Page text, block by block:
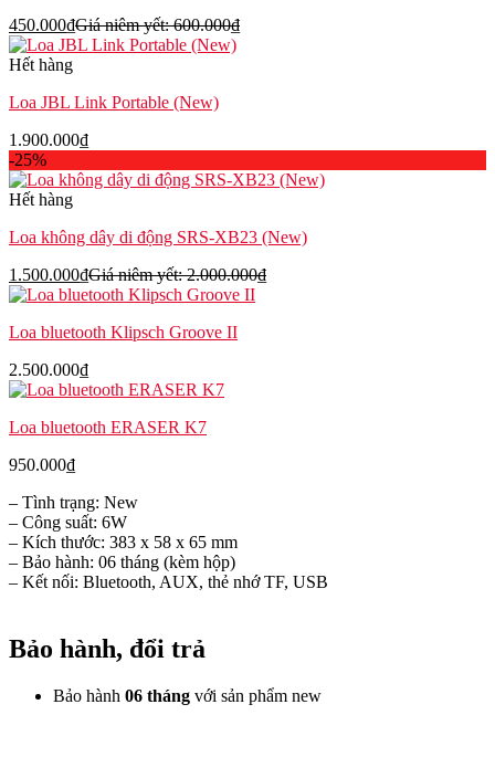
450.000₫Giá niêm yết:600.000₫
Hết hàng
Loa JBL Link Portable (New)
1.900.000₫
-25%
Hết hàng
Loa không dây di động SRS-XB23 (New)
1.500.000₫Giá niêm yết:2.000.000₫
Loa bluetooth Klipsch Groove II
2.500.000₫
Loa bluetooth ERASER K7
950.000₫
– Tình trạng: New
– Công suất: 6W
– Kích thước: 383 x 58 x 65 mm
– Bảo hành: 06 tháng (kèm hộp)
– Kết nối: Bluetooth, AUX, thẻ nhớ TF, USB
Bảo hành, đổi trả
Bảo hành 06 tháng với sản phẩm new